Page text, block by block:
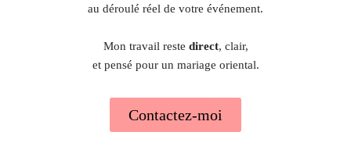
au déroulé réel de votre événement.
Mon travail reste direct, clair,
et pensé pour un mariage oriental.
Contactez-moi